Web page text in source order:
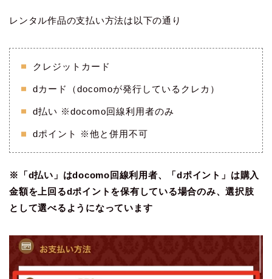
レンタル作品の支払い方法は以下の通り
クレジットカード
dカード（docomoが発行しているクレカ）
d払い ※docomo回線利用者のみ
dポイント ※他と併用不可
※「d払い」はdocomo回線利用者、「dポイント」は購入
金額を上回るdポイントを保有している場合のみ、選択肢
として選べるようになっています